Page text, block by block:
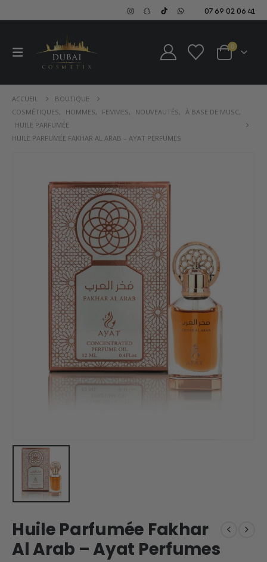
07 69 02 06 41
0
ACCUEIL
BOUTIQUE
COSMÉTIQUES, HOMMES, FEMMES, NOUVEAUTÉS, À BASE DE MUSC,
HUILE PARFUMÉE
HUILE PARFUMÉE FAKHAR AL ARAB – AYAT PERFUMES
Huile Parfumée Fakhar
Al Arab – Ayat Perfumes